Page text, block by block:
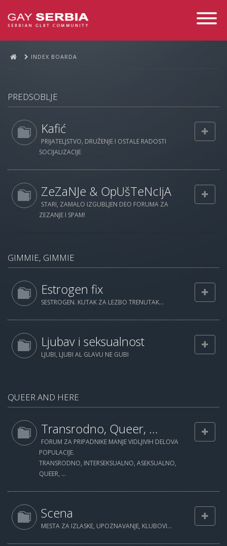
Toggle
INDEX BOARDA
PREDSOBLJE
Kafić
PRIJATELJSTVO, DRUŽENJE I OSTALE RADOSTI
SOCIJALIZACIJE
ZeZaNJe & OpUšTeNcIjA
STARI, ZAMALO IZGUBLJEN DEO FORUMA ZA
ZEZANJE I SPAM!
GIMMIE, GIMMIE
Estrogen fix
SESTROGEN. KUTAK ZA LEZBO TRENUTAK...
Ljubav i seksualnost
LJUBI, LJUBI AL GLAVU NE GUBI
QUEER AND HERE
Transrodno, Queer, ...
FORUM ZA PRIPADNIKE MANJE VIDLJIVIH DELOVA
POPULACIJE.
TRANSRODNO, INTERSEKSUALNO, ASEKSUALNO,
QUEER, ...
Scena
MESTA ZA IZLASKE, UPOZNAVANJE, KLUBOVI...